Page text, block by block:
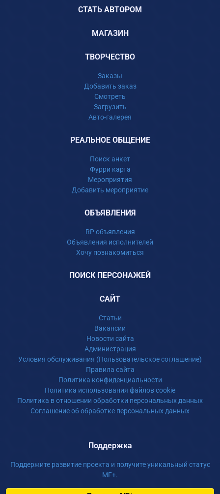
СТАТЬ АВТОРОМ
МАГАЗИН
ТВОРЧЕСТВО
Заказы
Добавить заказ
Смотреть
Загрузить
Авто-галерея
РЕАЛЬНОЕ ОБЩЕНИЕ
Поиск анкет
Фурри карта
Мероприятия
Добавить мероприятие
ОБЪЯВЛЕНИЯ
RP объявления
Объявления исполнителей
Хочу познакомиться
ПОИСК ПЕРСОНАЖЕЙ
САЙТ
Статьи
Вакансии
Новости сайта
Администрация
Условия обслуживания (Пользовательское соглашение)
Правила сайта
Политика конфиденциальности
Политика использования файлов cookie
Политика в отношении обработки персональных данных
Соглашение об обработке персональных данных
Поддержка
Поддержите развитие проекта и получите уникальный статус
MF+.